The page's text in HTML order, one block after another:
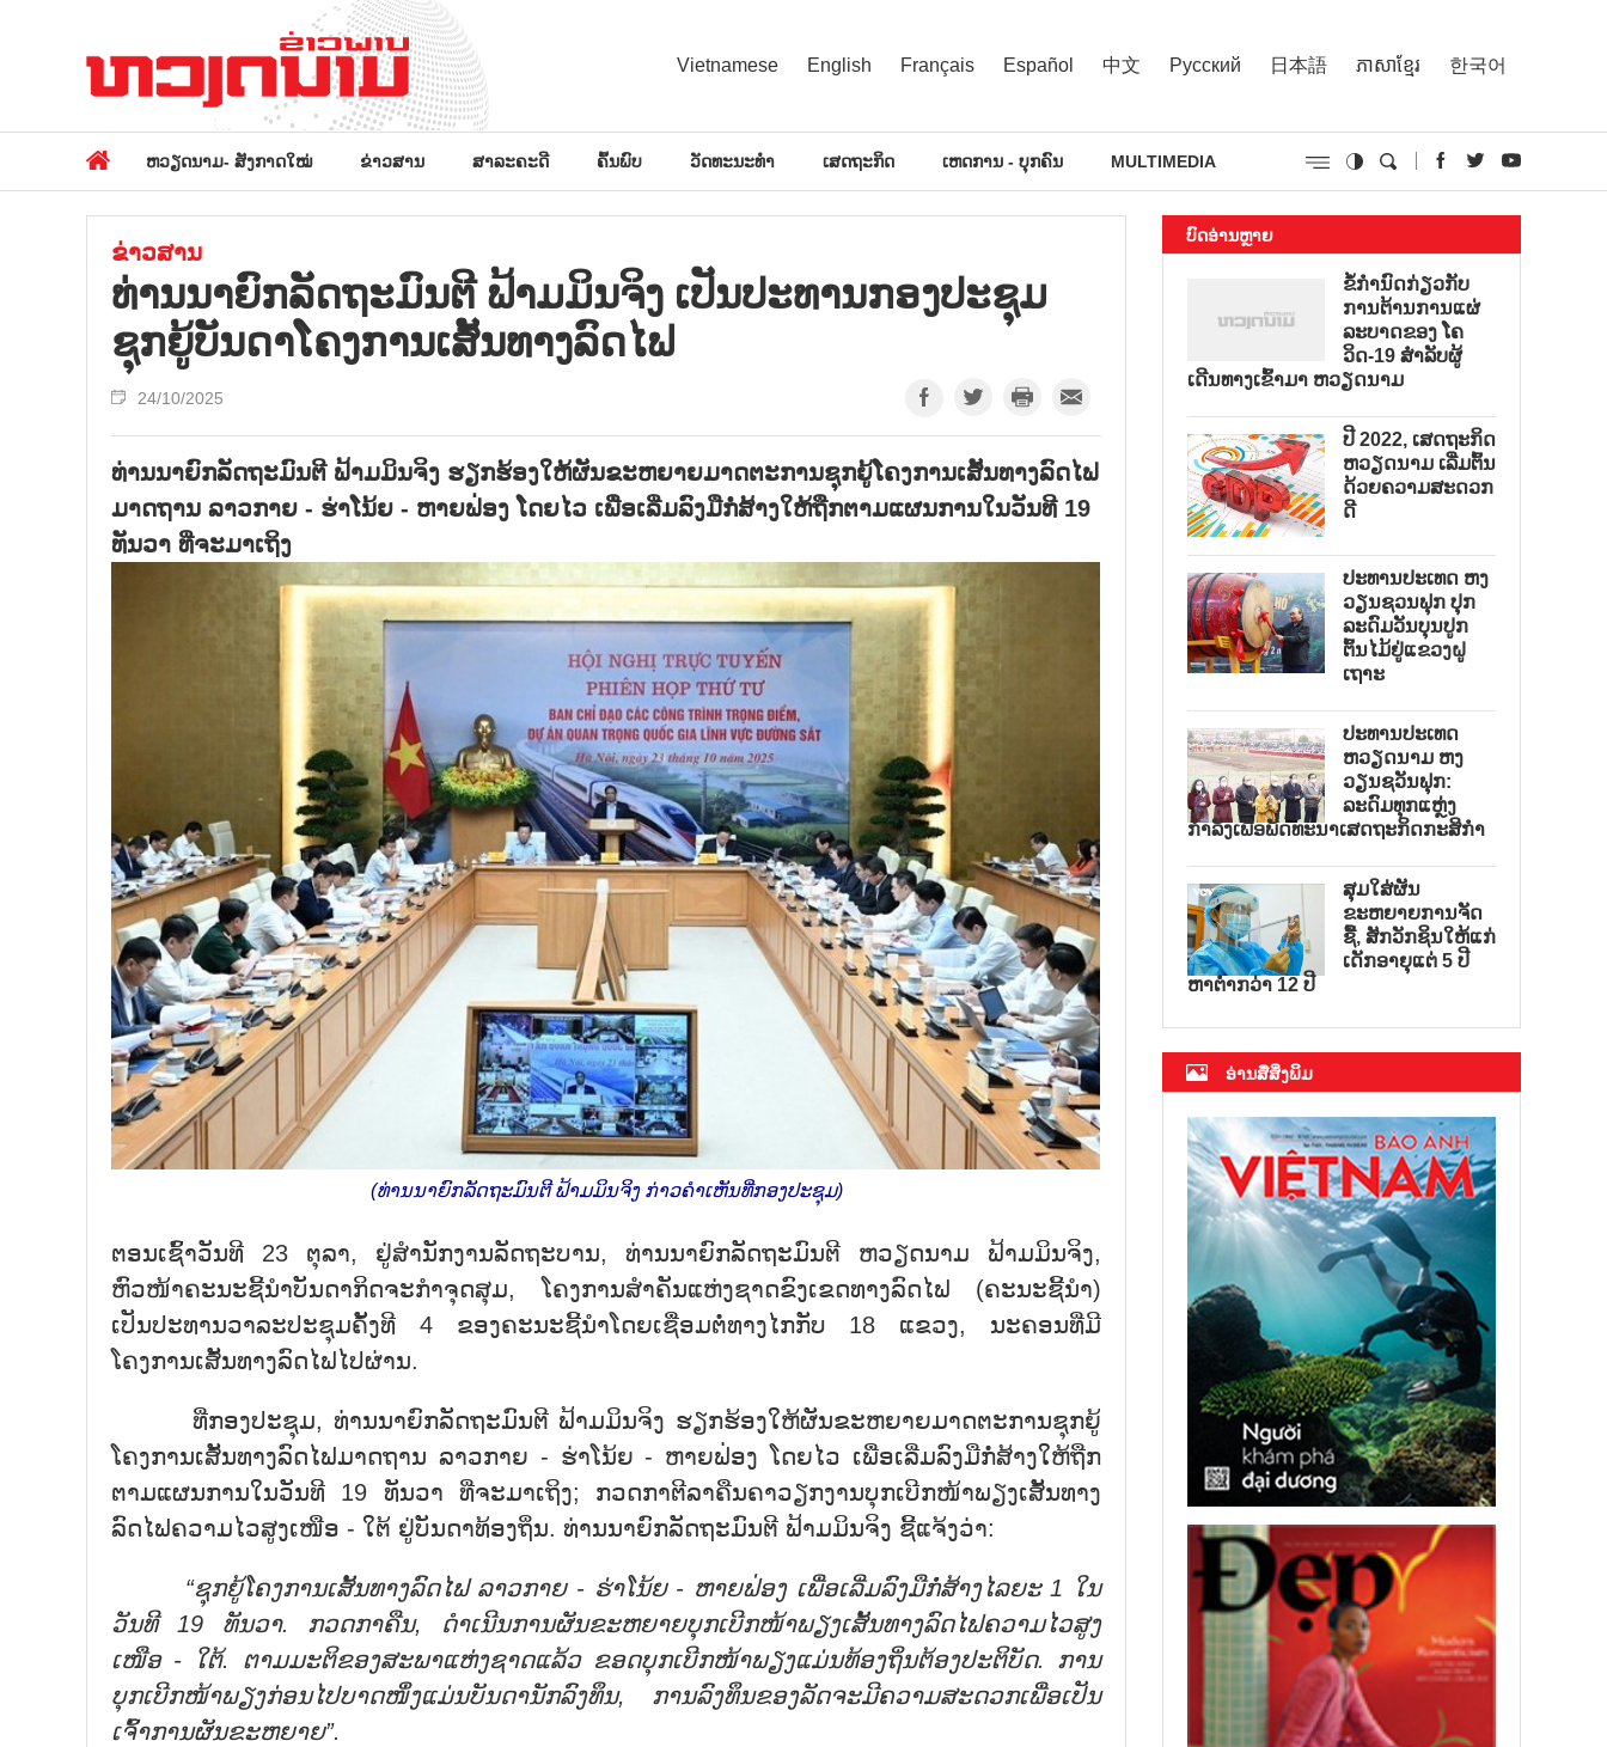
Vietnamese English Français Español 中文 Русский 日本語 ភាសាខ្មែរ 한국어
ຫວຽດນາມ- ສັງກາດໃໝ່ ຂ່າວສານ ສາລະຄະດີ ຄົ້ນພົບ ວັດທະນະທຳ ເສດຖະກິດ ເຫດການ - ບຸກຄົນ MULTIMEDIA
ຂ່າວສານ
ທ່ານນາຍົກລັດຖະມົນຕີ ຟ້າມມິນຈິງ ເປັນປະທານກອງປະຊຸມ
ຊຸກຍູ້ບັນດາໂຄງການເສັ້ນທາງລົດໄຟ
24/10/2025
ທ່ານນາຍົກລັດຖະມົນຕີ ຟ້າມມິນຈິງ ຮຽກຮ້ອງໃຫ້ຜັນຂະຫຍາຍມາດຕະການຊຸກຍູ້ໂຄງການເສັ້ນທາງລົດໄຟ
ມາດຖານ ລາວກາຍ - ຮ່າໂນ້ຍ - ຫາຍຟ່ອງ ໂດຍໄວ ເພື່ອເລີ່ມລົງມືກໍ່ສ້າງໃຫ້ຖືກຕາມແຜນການໃນວັນທີ 19
ທັນວາ ທີ່ຈະມາເຖິງ
(ທ່ານນາຍົກລັດຖະມົນຕີ ຟ້າມມິນຈິງ ກ່າວຄຳເຫັນທີ່ກອງປະຊຸມ)
ຕອນເຊົ້າວັນທີ 23 ຕຸລາ, ຢູ່ສຳນັກງານລັດຖະບານ, ທ່ານນາຍົກລັດຖະມົນຕີ ຫວຽດນາມ ຟ້າມມິນຈິງ,
ຫົວໜ້າຄະນະຊີ້ນຳບັນດາກິດຈະກຳຈຸດສຸມ, ໂຄງການສຳຄັນແຫ່ງຊາດຂົງເຂດທາງລົດໄຟ (ຄະນະຊີ້ນຳ)
ເປັນປະທານວາລະປະຊຸມຄັ້ງທີ 4 ຂອງຄະນະຊີ້ນຳໂດຍເຊື່ອມຕໍ່ທາງໄກກັບ 18 ແຂວງ, ນະຄອນທີ່ມີ
ໂຄງການເສັ້ນທາງລົດໄຟໄປຜ່ານ.
ທີ່ກອງປະຊຸມ, ທ່ານນາຍົກລັດຖະມົນຕີ ຟ້າມມິນຈິງ ຮຽກຮ້ອງໃຫ້ຜັນຂະຫຍາຍມາດຕະການຊຸກຍູ້
ໂຄງການເສັ້ນທາງລົດໄຟມາດຖານ ລາວກາຍ - ຮ່າໂນ້ຍ - ຫາຍຟ່ອງ ໂດຍໄວ ເພື່ອເລີ່ມລົງມືກໍ່ສ້າງໃຫ້ຖືກ
ຕາມແຜນການໃນວັນທີ 19 ທັນວາ ທີ່ຈະມາເຖິງ; ກວດກາຕີລາຄືນຄາວຽກງານບຸກເບີກໜ້າພຽງເສັ້ນທາງ
ລົດໄຟຄວາມໄວສູງເໜືອ - ໃຕ້ ຢູ່ບັນດາທ້ອງຖິ່ນ. ທ່ານນາຍົກລັດຖະມົນຕີ ຟ້າມມິນຈິງ ຊີ້ແຈ້ງວ່າ:
“ຊຸກຍູ້ໂຄງການເສັ້ນທາງລົດໄຟ ລາວກາຍ - ຮ່າໂນ້ຍ - ຫາຍຟ່ອງ ເພື່ອເລີ່ມລົງມືກໍ່ສ້າງໄລຍະ 1 ໃນ
ວັນທີ 19 ທັນວາ. ກວດກາຄືນ, ດຳເນີນການຜັນຂະຫຍາຍບຸກເບີກໜ້າພຽງເສັ້ນທາງລົດໄຟຄວາມໄວສູງ
ເໜືອ - ໃຕ້. ຕາມມະຕິຂອງສະພາແຫ່ງຊາດແລ້ວ ຂອດບຸກເບີກໜ້າພຽງແມ່ນທ້ອງຖິ່ນຕ້ອງປະຕິບັດ. ການ
ບຸກເບີກໜ້າພຽງກ່ອນໄປບາດໜຶ່ງແມ່ນບັນດານັກລົງທຶນ, ການລົງທຶນຂອງລັດຈະມີຄວາມສະດວກເພື່ອເປັນ
ເຈົ້າການຜັນຂະຫຍາຍ”.
ບົດອ່ານຫຼາຍ
ຂໍ້ກຳນົດກ່ຽວກັບ
ການຕ້ານການແຜ່
ລະບາດຂອງ ໂຄ
ວິດ-19 ສຳລັບຜູ້
ເດີນທາງເຂົ້າມາ ຫວຽດນາມ
ປີ 2022, ເສດຖະກິດ
ຫວຽດນາມ ເລີ່ມຕົ້ນ
ດ້ວຍຄວາມສະດວກ
ດີ
ປະທານປະເທດ ຫງ
ວຽນຊວນຟຸກ ປຸກ
ລະດົມວັນບຸນປູກ
ຕົ້ນໄມ້ຢູ່ແຂວງຝູ
ເຖາະ
ປະທານປະເທດ
ຫວຽດນາມ ຫງ
ວຽນຊວັນຟຸກ:
ລະດົມທຸກແຫຼ່ງ
ກຳລັງເພື່ອພັດທະນາເສດຖະກິດກະສິກຳ
ສຸມໃສ່ຜັນ
ຂະຫຍາຍການຈັດ
ຊື້, ສັກວັກຊິນໃຫ້ແກ່
ເດັກອາຍຸແຕ່ 5 ປີ
ຫາຕ່ຳກວ່າ 12 ປີ
ອ່ານສື່ສິ່ງພິມ